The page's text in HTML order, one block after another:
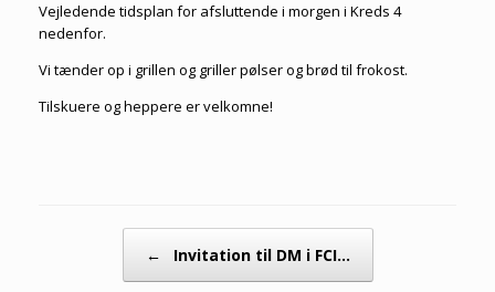
Vejledende tidsplan for afsluttende i morgen i Kreds 4
nedenfor.
Vi tænder op i grillen og griller pølser og brød til frokost.
Tilskuere og heppere er velkomne!
← Invitation til DM i FCI…